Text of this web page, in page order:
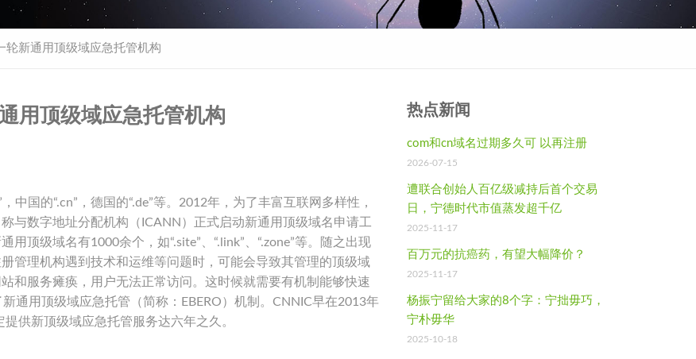
轮新通用顶级域应急托管机构
用顶级域应急托管机构
中国的“.cn”，德国的“.de”等。2012年，为了丰富互联网多样性，
与数字地址分配机构（ICANN）正式启动新通用顶级域名申请工
顶级域名有1000余个，如“.site”、“.link”、“.zone”等。随之出现
管理机构遇到技术和运维等问题时，可能会导致其管理的顶级域
和服务瘫痪，用户无法正常访问。这时候就需要有机制能够快速
通用顶级域应急托管（简称：EBERO）机制。CNNIC早在2013年
供新顶级域应急托管服务达六年之久。
热点新闻
com和cn域名过期多久可 以再注册
2026-07-15
遭联合创始人百亿级减持后首个交易
日，宁德时代市值蒸发超千亿
2025-11-17
百万元的抗癌药，有望大幅降价？
2025-11-17
杨振宁留给大家的8个字：宁拙毋巧，
宁朴毋华
2025-10-18